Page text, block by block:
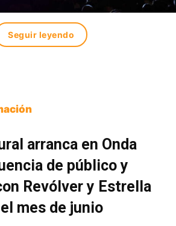
Seguir leyendo
arranca en Onda
de público y
Revólver y Estrella
mes de junio